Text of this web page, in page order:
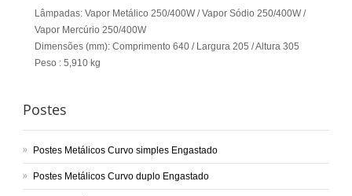
Lâmpadas: Vapor Metálico 250/400W / Vapor Sódio 250/400W /
Vapor Mercúrio 250/400W
Dimensões (mm): Comprimento 640 / Largura 205 / Altura 305
Peso : 5,910 kg
Postes
Postes Metálicos Curvo simples Engastado
Postes Metálicos Curvo duplo Engastado